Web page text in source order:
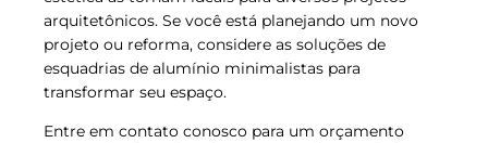
arquitetônicos. Se você está planejando um novo
projeto ou reforma, considere as soluções de
esquadrias de alumínio minimalistas para
transformar seu espaço.
Entre em contato conosco para um orçamento